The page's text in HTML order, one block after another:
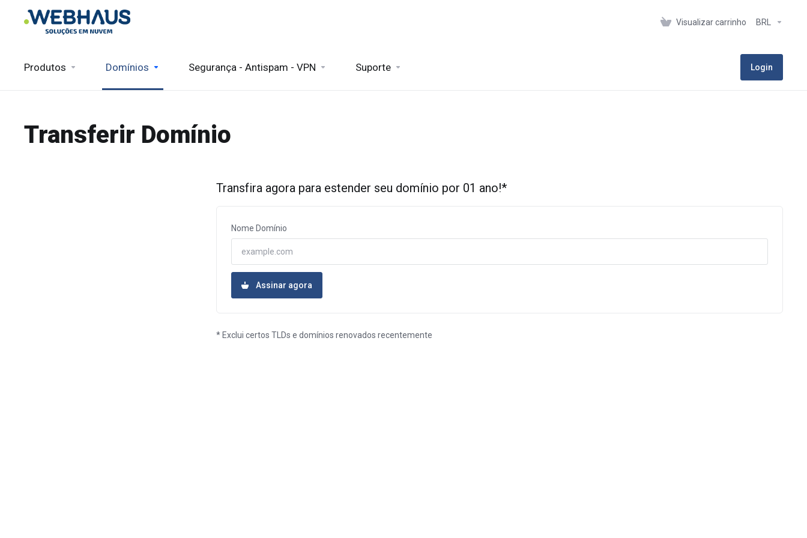
Visualizar carrinho BRL
Produtos Domínios Segurança - Antispam - VPN Suporte Login
Transferir Domínio
Transfira agora para estender seu domínio por 01 ano!*
Nome Domínio
Assinar agora
* Exclui certos TLDs e domínios renovados recentemente